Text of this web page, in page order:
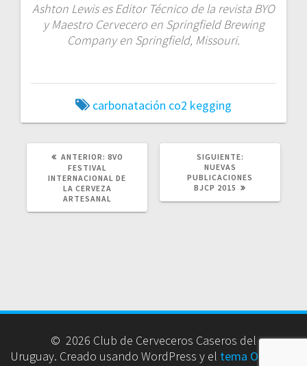
Ashton Lewis es Editor Técnico de la revista BYO
y Maestro Cervecero en Springfield Brewing
Company en Springfield, Missouri.
carbonatación co2 kegging
ANTERIOR: POST
8VO
FESTIVAL
INTERNACIONAL DE
LA CERVEZA
ARTESANAL
SIGUIENTE:
NUEVAS
PUBLICACIONES
BJCP 2015
© 2026 Club de Cerveceros Caseros del
Uruguay. Creado usando WordPress y el tema OnePage